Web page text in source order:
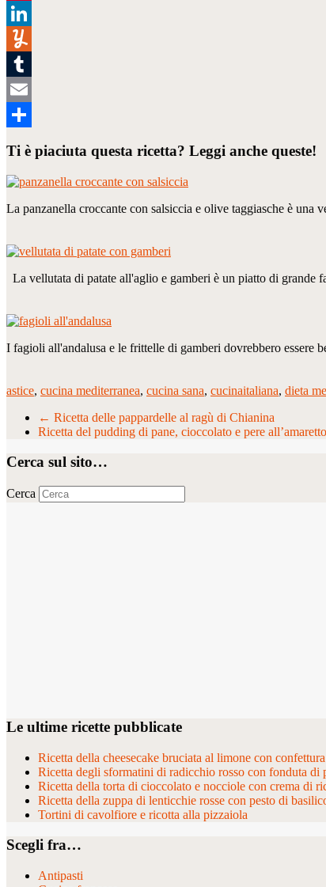
Pinterest
LinkedIn
Yummly
Tumblr
Email
Ti è piaciuta questa ricetta? Leggi anche queste!
La panzanella croccante con salsiccia e olive taggiasche è
La vellutata di patate all'aglio e gamberi è un piatto di grande
I fagioli all'andalusa e le frittelle di gamberi dovrebbero essere
astice, cucina mediterranea, cucina sana, cucinaitaliana, dieta
← Ricetta delle pappardelle al ragù di Chianina
Ricetta del pudding di pane, cioccolato e pere all’amaretto
Cerca sul sito…
Cerca
Le ultime ricette pubblicate
Ricetta della cheesecake bruciata al limone con
Ricetta degli sformatini di radicchio rosso con fonduta di
Ricetta della torta di cioccolato e nocciole con crema di
Ricetta della zuppa di lenticchie rosse con pesto di
Tortini di cavolfiore e ricotta alla pizzaiola
Scegli fra…
Antipasti